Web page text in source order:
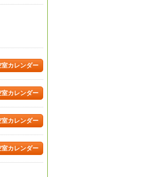
室カレンダー
室カレンダー
室カレンダー
室カレンダー